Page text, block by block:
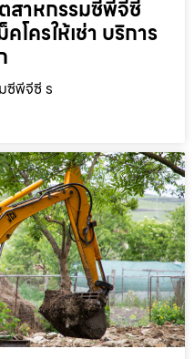
สาหกรรมซีพีจีซี
โครให้เช่า บริการ
ซีพีจีซี ร